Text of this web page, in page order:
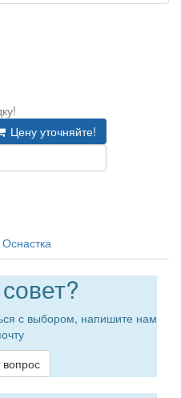
Цену уточняйте!
Оснастка
с выбором, напишите нам
вопрос